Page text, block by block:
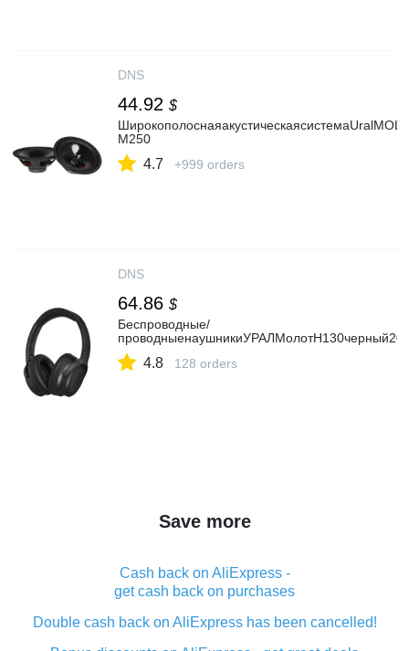
DNS
44.92 $
М250
4.7 +999 orders
DNS
64.86 $
Беспроводные/
4.8 128 orders
Save more
Cash back on AliExpress -
get cash back on purchases
Double cash back on AliExpress has been cancelled!